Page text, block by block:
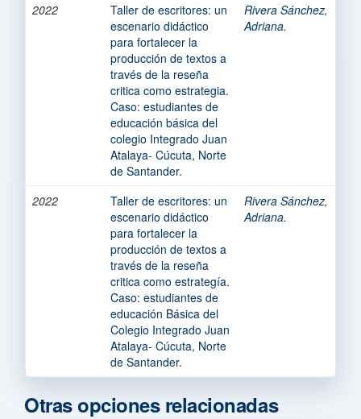
2022
Taller de escritores: un
escenario didáctico
para fortalecer la
producción de textos a
través de la reseña
critica como estrategia.
Caso: estudiantes de
educación básica del
colegio Integrado Juan
Atalaya- Cúcuta, Norte
de Santander.
Rivera Sánchez,
Adriana.
2022
Taller de escritores: un
escenario didáctico
para fortalecer la
producción de textos a
través de la reseña
critica como estrategía.
Caso: estudiantes de
educación Básica del
Colegio Integrado Juan
Atalaya- Cúcuta, Norte
de Santander.
Rivera Sánchez,
Adriana.
Otras opciones relacionadas